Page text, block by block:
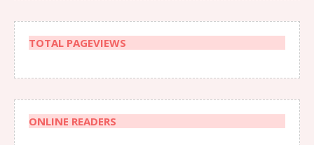
TOTAL PAGEVIEWS
ONLINE READERS